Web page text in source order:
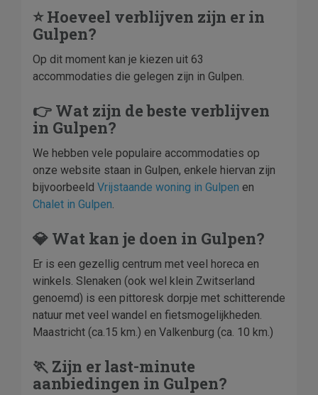
⭐ Hoeveel verblijven zijn er in
Gulpen?
Op dit moment kan je kiezen uit 63
accommodaties die gelegen zijn in Gulpen.
👉 Wat zijn de beste verblijven
in Gulpen?
We hebben vele populaire accommodaties op
onze website staan in Gulpen, enkele hiervan zijn
bijvoorbeeld Vrijstaande woning in Gulpen en
Chalet in Gulpen.
💎 Wat kan je doen in Gulpen?
Er is een gezellig centrum met veel horeca en
winkels. Slenaken (ook wel klein Zwitserland
genoemd) is een pittoresk dorpje met schitterende
natuur met veel wandel en fietsmogelijkheden.
Maastricht (ca.15 km.) en Valkenburg (ca. 10 km.)
🏃 Zijn er last-minute
aanbiedingen in Gulpen?